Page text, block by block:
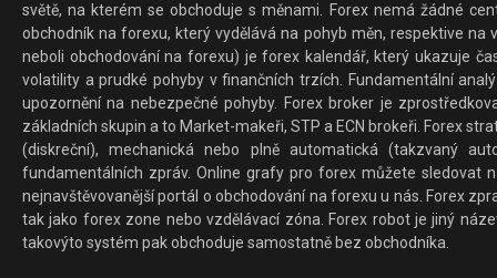
světě, na kterém se obchoduje s měnami. Forex nemá žádné
obchodník na forexu, který vydělává na pohyb měn, respektive
neboli obchodování na forexu) je forex kalendář, který ukazuje
volatility a prudké pohyby v finančních trzích. Fundamentální
upozornění na nebezpečné pohyby. Forex broker je
základních skupin a to Market-makeři, STP a ECN brokeři. Forex
(diskreční), mechanická nebo plně automatická (takzvaný
fundamentálních zpráv. Online grafy pro forex můžete sledovat
nejnavštěvovanější portál o obchodování na forexu u nás. Forex
tak jako forex zone nebo vzdělávací zóna. Forex robot je jiný
takovýto systém pak obchoduje samostatně bez obchodníka.